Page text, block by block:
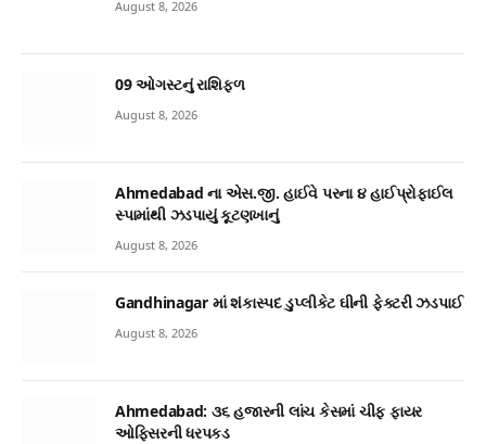
August 8, 2026
09 ઓગસ્ટનું રાશિફળ
August 8, 2026
Ahmedabad ના એસ.જી. હાઈવે પરના ૪ હાઈપ્રોફાઈલ
સ્પામાંથી ઝડપાયું કૂટણખાનું
August 8, 2026
Gandhinagar માં શંકાસ્પદ ડુપ્લીકેટ ઘીની ફેક્ટરી ઝડપાઈ
August 8, 2026
Ahmedabad: ૩૬ હજારની લાંચ કેસમાં ચીફ ફાયર
ઓફિસરની ધરપકડ